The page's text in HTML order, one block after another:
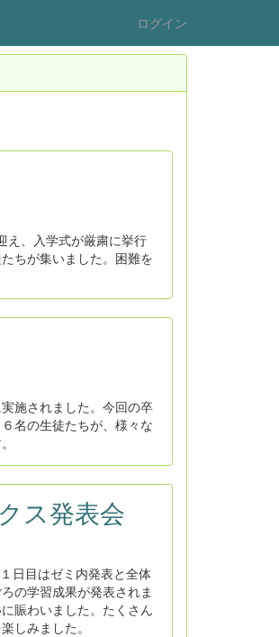
ログイン
、入学式が厳粛に挙行
ちが集いました。困難を
施されました。今回の卒
名の生徒たちが、様々な
ス発表会
日目はゼミ内発表と全体
の学習成果が発表されま
賑わいました。たくさん
しみました。